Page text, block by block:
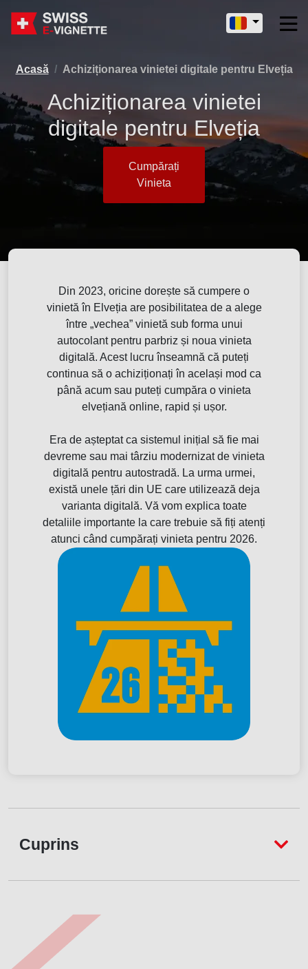
Acasă Achiziționarea vinietei digitale pentru Elveția
Achiziționarea vinietei
digitale pentru Elveția
Cumpărați
Vinieta
Din 2023, oricine dorește să cumpere o
vinietă în Elveția are posibilitatea de a alege
între „vechea” vinietă sub forma unui
autocolant pentru parbriz și noua vinieta
digitală. Acest lucru înseamnă că puteți
continua să o achiziționați în același mod ca
până acum sau puteți cumpăra o vinieta
elvețiană online, rapid și ușor.
Era de așteptat ca sistemul inițial să fie mai
devreme sau mai târziu modernizat de vinieta
digitală pentru autostradă. La urma urmei,
există unele țări din UE care utilizează deja
varianta digitală. Vă vom explica toate
detaliile importante la care trebuie să fiți atenți
atunci când cumpărați vinieta pentru 2026.
Cuprins